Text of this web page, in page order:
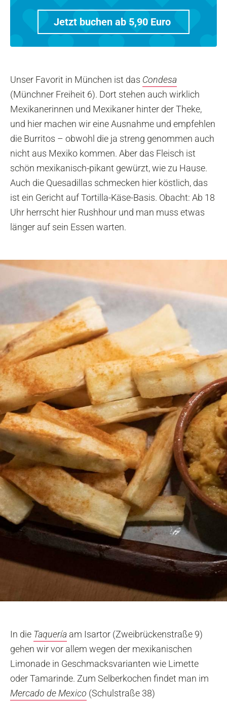
Jetzt buchen ab 5,90 Euro
Unser Favorit in München ist das Condesa
(Münchner Freiheit 6). Dort stehen auch wirklich
Mexikanerinnen und Mexikaner hinter der Theke,
und hier machen wir eine Ausnahme und empfehlen
die Burritos – obwohl die ja streng genommen auch
nicht aus Mexiko kommen. Aber das Fleisch ist
schön mexikanisch-pikant gewürzt, wie zu Hause.
Auch die Quesadillas schmecken hier köstlich, das
ist ein Gericht auf Tortilla-Käse-Basis. Obacht: Ab 18
Uhr herrscht hier Rushhour und man muss etwas
länger auf sein Essen warten.
In die Taquería am Isartor (Zweibrückenstraße 9)
gehen wir vor allem wegen der mexikanischen
Limonade in Geschmacksvarianten wie Limette
oder Tamarinde. Zum Selberkochen findet man im
Mercado de Mexico (Schulstraße 38)